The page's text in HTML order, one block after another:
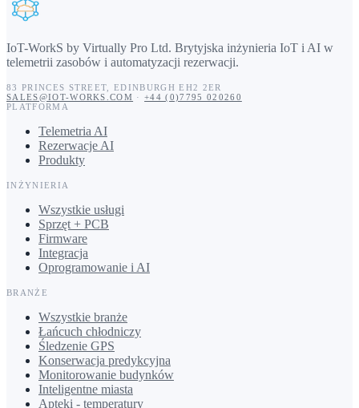
IoT-WorkS by Virtually Pro Ltd. Brytyjska inżynieria IoT i AI w
telemetrii zasobów i automatyzacji rezerwacji.
83 PRINCES STREET ,EDINBURGH EH2 2ER
SALES@IOT-WORKS.COM · +44 (0)7795 020260
PLATFORMA
Telemetria AI
Rezerwacje AI
Produkty
INŻYNIERIA
Wszystkie usługi
Sprzęt + PCB
Firmware
Integracja
Oprogramowanie i AI
BRANŻE
Wszystkie branże
Łańcuch chłodniczy
Śledzenie GPS
Konserwacja predykcyjna
Monitorowanie budynków
Inteligentne miasta
Apteki - temperatury